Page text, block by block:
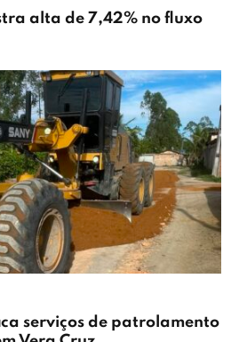
alta de 7,42% no fluxo
serviços de patrolamento